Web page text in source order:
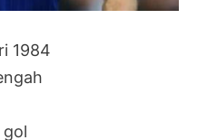
1984
gol